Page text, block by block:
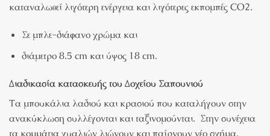
καταναλωθεί λιγότερη ενέργεια και λιγότερες εκπομπές CO2.
Σε μπλε-διάφανο χρώμα και
διάμετρο 8.5 cm και ύψος 18 cm.
Διαδικασία κατασκευής του Δοχείου Σαπουνιού
Τα μπουκάλια λαδιού και κρασιού που καταλήγουν στην
ανακύκλωση συλλέγονται και ταξινομούνται. Στην συνέχεια
τα κομμάτια γυαλιών λιώνουν και παίρνουν νέο σχήμα.